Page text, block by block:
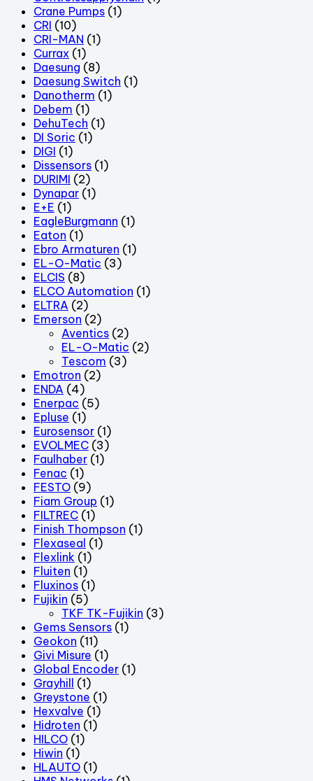
Crane Pumps (1)
CRI (10)
CRI-MAN (1)
Currax (1)
Daesung (8)
Daesung Switch (1)
Danotherm (1)
Debem (1)
DehuTech (1)
DI Soric (1)
DIGI (1)
Dissensors (1)
DURIMI (2)
Dynapar (1)
E+E (1)
EagleBurgmann (1)
Eaton (1)
Ebro Armaturen (1)
EL-O-Matic (3)
ELCIS (8)
ELCO Automation (1)
ELTRA (2)
Emerson (2)
Aventics (2)
EL-O-Matic (2)
Tescom (3)
Emotron (2)
ENDA (4)
Enerpac (5)
Epluse (1)
Eurosensor (1)
EVOLMEC (3)
Faulhaber (1)
Fenac (1)
FESTO (9)
Fiam Group (1)
FILTREC (1)
Finish Thompson (1)
Flexaseal (1)
Flexlink (1)
Fluiten (1)
Fluxinos (1)
Fujikin (5)
TKF TK-Fujikin (3)
Gems Sensors (1)
Geokon (11)
Givi Misure (1)
Global Encoder (1)
Grayhill (1)
Greystone (1)
Hexvalve (1)
Hidroten (1)
HILCO (1)
Hiwin (1)
HLAUTO (1)